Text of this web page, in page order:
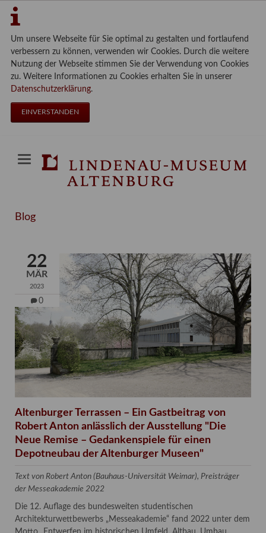
Um unsere Webseite für Sie optimal zu gestalten und fortlaufend
verbessern zu können, verwenden wir Cookies. Durch die weitere
Nutzung der Webseite stimmen Sie der Verwendung von Cookies
zu. Weitere Informationen zu Cookies erhalten Sie in unserer
Datenschutzerklärung.
EINVERSTANDEN
Blog
22
MÄR
2023
0
Altenburger Terrassen – Ein Gastbeitrag von
Robert Anton anlässlich der Ausstellung "Die
Neue Remise – Gedankenspiele für einen
Depotneubau der Altenburger Museen"
Text von Robert Anton (Bauhaus-Universität Weimar), Preisträger
der Messeakademie 2022
Die 12. Auflage des bundesweiten studentischen
Architekturwettbewerbs „Messeakademie“ fand 2022 unter dem